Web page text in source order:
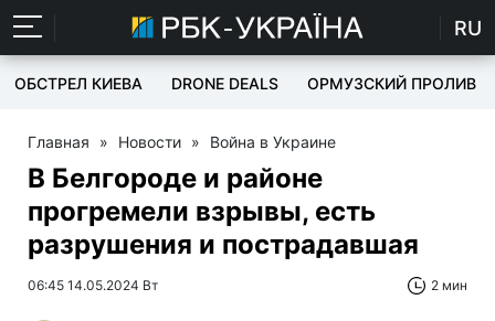
RU
ОБСТРЕЛ КИЕВА DRONE DEALS ОРМУЗСКИЙ ПРОЛИВ
Главная » Новости » Война в Украине
В Белгороде и районе
прогремели взрывы, есть
разрушения и пострадавшая
06:45 14.05.2024 Вт 2 мин